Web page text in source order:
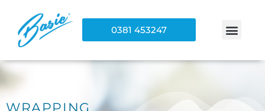
0381 453247
WRAPPING